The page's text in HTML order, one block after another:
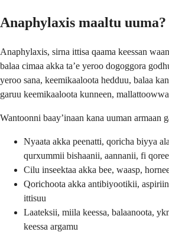
Anaphylaxis maaltu uuma?
Anaphylaxis, sirna ittisa qaama keessan
balaa cimaa akka ta’e yeroo dogoggora
yeroo sana, keemikaaloota hedduu, balaa
garuu keemikaaloota kunneen,
Wantoonni baay’inaan kana uuman armaan
Nyaata akka peenatti, qoricha biyya
qurxummii bishaanii, aannanii, fi qoree
Cilu inseektaa akka bee, waasp,
Qorichoota akka antibiyootikii,
ittisuu
Laateksii, miila keessa, balaanoota,
keessa argamu